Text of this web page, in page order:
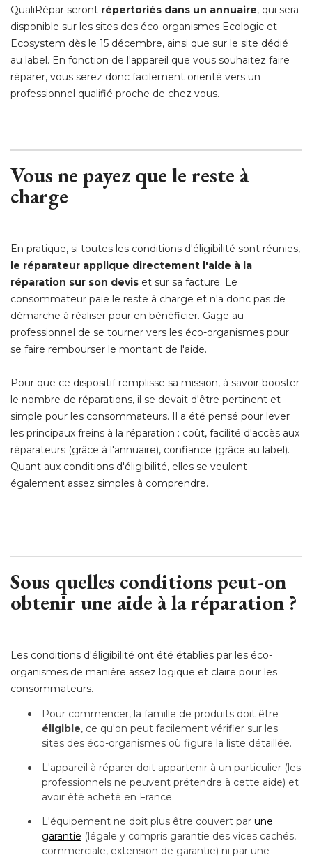
QualiRépar seront répertoriés dans un annuaire, qui sera
disponible sur les sites des éco-organismes Ecologic et
Ecosystem dès le 15 décembre, ainsi que sur le site dédié
au label. En fonction de l'appareil que vous souhaitez faire
réparer, vous serez donc facilement orienté vers un
professionnel qualifié proche de chez vous.
Vous ne payez que le reste à
charge
En pratique, si toutes les conditions d'éligibilité sont réunies,
le réparateur applique directement l'aide à la
réparation sur son devis et sur sa facture. Le
consommateur paie le reste à charge et n'a donc pas de
démarche à réaliser pour en bénéficier. Gage au
professionnel de se tourner vers les éco-organismes pour
se faire rembourser le montant de l'aide.
Pour que ce dispositif remplisse sa mission, à savoir booster
le nombre de réparations, il se devait d'être pertinent et
simple pour les consommateurs. Il a été pensé pour lever
les principaux freins à la réparation : coût, facilité d'accès aux
réparateurs (grâce à l'annuaire), confiance (grâce au label).
Quant aux conditions d'éligibilité, elles se veulent
également assez simples à comprendre.
Sous quelles conditions peut-on
obtenir une aide à la réparation ?
Les conditions d'éligibilité ont été établies par les éco-
organismes de manière assez logique et claire pour les
consommateurs.
Pour commencer, la famille de produits doit être
éligible, ce qu'on peut facilement vérifier sur les
sites des éco-organismes où figure la liste détaillée.
L'appareil à réparer doit appartenir à un particulier (les
professionnels ne peuvent prétendre à cette aide) et
avoir été acheté en France.
L'équipement ne doit plus être couvert par une
garantie (légale y compris garantie des vices cachés,
commerciale, extension de garantie) ni par une